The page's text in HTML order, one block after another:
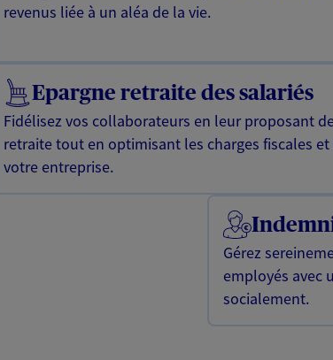
revenus liée à un aléa de la vie.
Epargne retraite des salariés
Fidélisez vos collaborateurs en leur proposant
retraite tout en optimisant les charges fiscales et
votre entreprise.
Gérez
employés avec
socialement.